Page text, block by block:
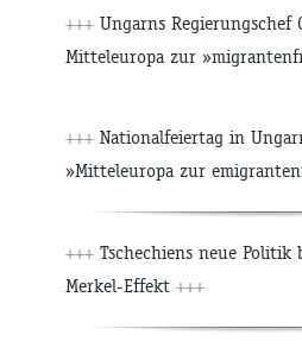
+++ Ungarns Regierungschef
Mitteleuropa zur
+++ Nationalfeiertag in
»Mitteleuropa zur
+++ Tschechiens neue
Merkel-Effekt +++